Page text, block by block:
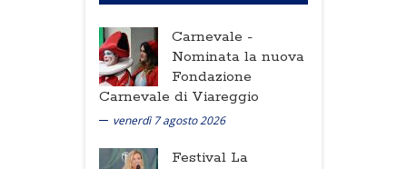
Carnevale -
Nominata la nuova
Fondazione
Carnevale di Viareggio
venerdì 7 agosto 2026
Festival La